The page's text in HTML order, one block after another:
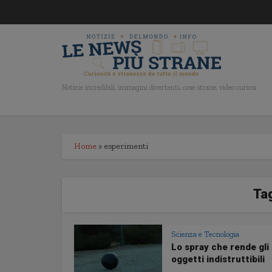
Notizie incredibili, immagini divertenti, cose strane, video curiosi
Home » esperimenti
Scienza e Tecnologia
Lo spray che rende gli
oggetti indistruttibili